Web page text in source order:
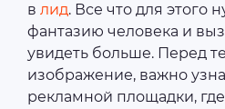
в лид. Все что для этого
фантазию человека и
увидеть больше. Перед
изображение, важно
рекламной площадки,